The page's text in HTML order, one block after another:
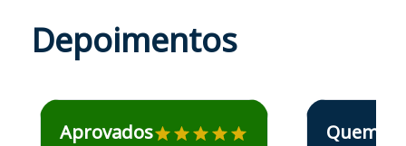
Depoimentos
Estudante José recomenda o Aprova Concursos em
Aprovados
Estudante Elais
Quem